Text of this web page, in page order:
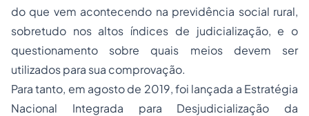
do que vem acontecendo na previdência social rural,
sobretudo nos altos índices de judicialização, e o
questionamento sobre quais meios devem ser
utilizados para sua comprovação.
Para tanto, em agosto de 2019, foi lançada a Estratégia
Nacional Integrada para Desjudicialização da